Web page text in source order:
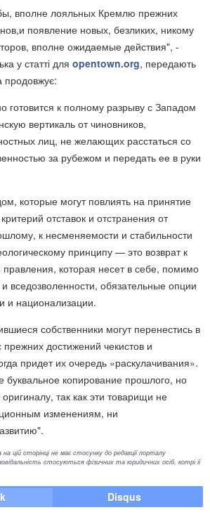
вполне лояльных Кремлю прежних
появление новых, безликих, никому
вполне ожидаемые действия", -
у статті для opentown.org, передають
продовжує:
готовится к полному разрыву с Западом
вертикаль от чиновников,
лиц, не желающих расстаться со
за рубежом и передать ее в руки
которые могут повлиять на принятие
отставок и отстранения от
к несменяемости и стабильности
принципу — это возврат к
которая несет в себе, помимо
вседозволенности, обязательные опции
и национализации.
собственники могут перенестись в
прежних достижений чекистов и
придет их очередь «раскулачивания».
буквальное копирование прошлого, но
так как эти товарищи не
изменениям, ни
цій сторінці не має стосунку до редакції порталу
стосуються фізичних та юридичних осіб, котрі її
Disqus